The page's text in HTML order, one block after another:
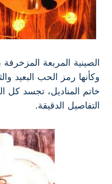
الصينية المربعة المزخرفة
وكأنها رمز الحب البعيد
خاتم المناديل، تجسد كل
التفاصيل الدقيقة.